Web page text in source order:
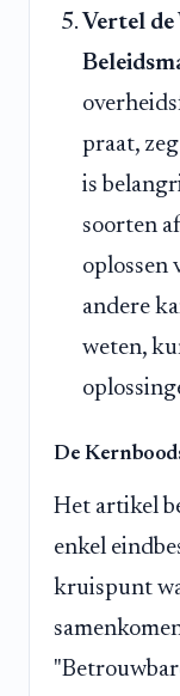
Vertel
praat,
is
soorten
oplossen
andere
weten,
De
Het artikel
enkel
kruispunt